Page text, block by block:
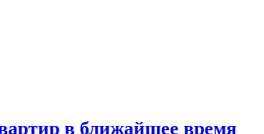
в ближайшее время